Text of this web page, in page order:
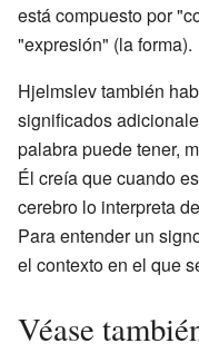
está compuesto por
"expresión" (la forma).
Hjelmslev también
significados
palabra puede tener,
Él creía que cuando
cerebro lo interpreta
Para entender un
el contexto en el que
Véase